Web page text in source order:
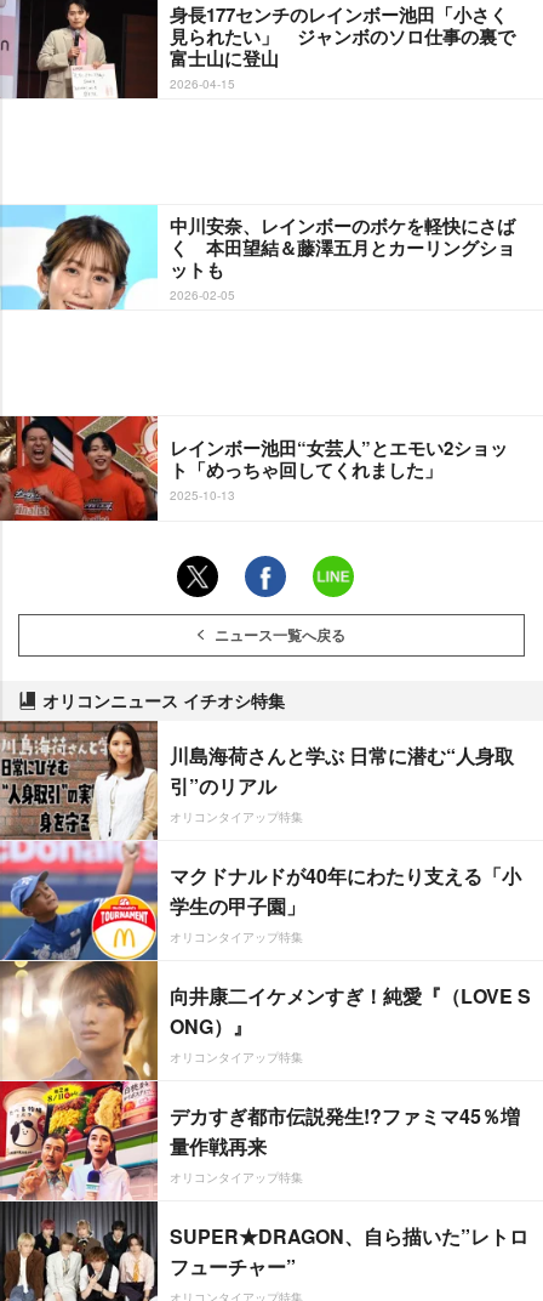
身長177センチのレインボー池田「小さく
見られたい」 ジャンボのソロ仕事の裏で
富士山に登山
2026-04-15
中川安奈、レインボーのボケを軽快にさば
く 本田望結＆藤澤五月とカーリングショ
ットも
2026-02-05
レインボー池田“女芸人”とエモい2ショッ
ト「めっちゃ回してくれました」
2025-10-13
ニュース一覧へ戻る
オリコンニュース イチオシ特集
川島海荷さんと学ぶ 日常に潜む“人身取
引”のリアル
オリコンタイアップ特集
マクドナルドが40年にわたり支える「小
学生の甲子園」
オリコンタイアップ特集
向井康二イケメンすぎ！純愛『（LOVE S
ONG）』
オリコンタイアップ特集
デカすぎ都市伝説発生!?ファミマ45％増
量作戦再来
オリコンタイアップ特集
SUPER★DRAGON、自ら描いた”レトロ
フューチャー”